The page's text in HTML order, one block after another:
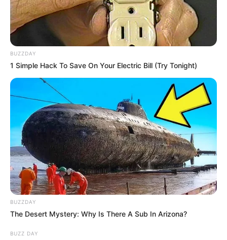
BUZZDAY
1 Simple Hack To Save On Your Electric Bill (Try Tonight)
BUZZDAY
The Desert Mystery: Why Is There A Sub In Arizona?
BUZZ DAY